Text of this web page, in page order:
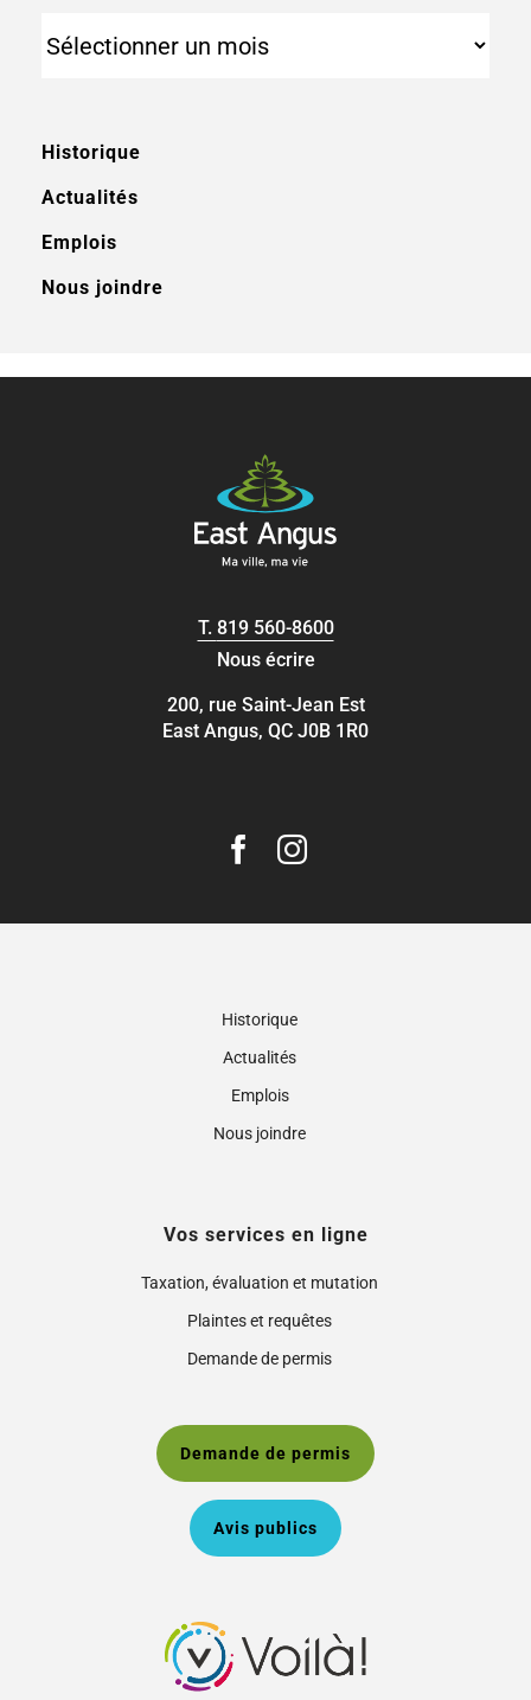
Historique
Actualités
Emplois
Nous joindre
T. 819 560-8600
Nous écrire
200, rue Saint-Jean Est
East Angus, QC J0B 1R0
Historique
Actualités
Emplois
Nous joindre
Vos services en ligne
Taxation, évaluation et mutation
Plaintes et requêtes
Demande de permis
Demande de permis
Avis publics